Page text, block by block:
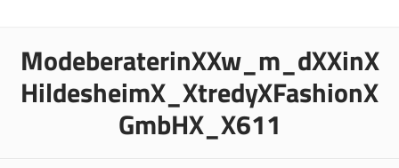
ModeberaterinXXw_m_dXXinX
HildesheimX_XtredyXFashionX
GmbHX_X611